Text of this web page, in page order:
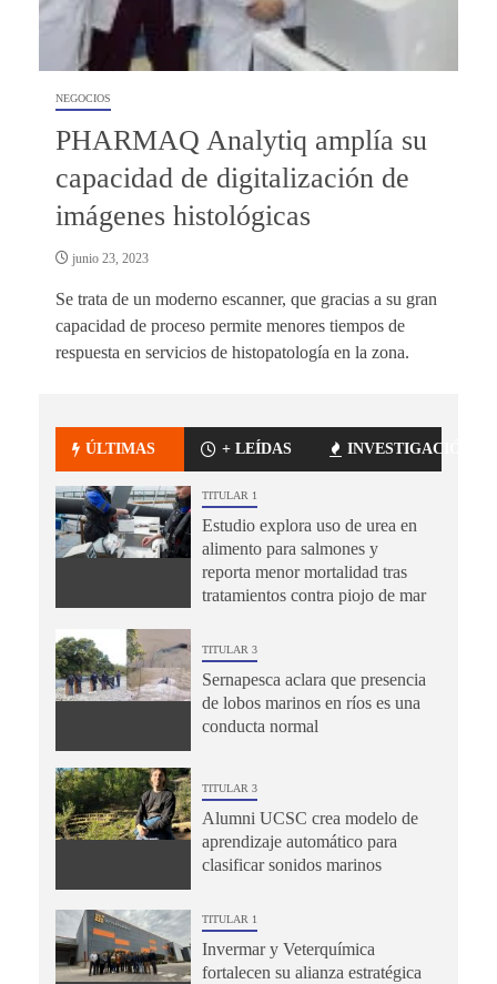
NEGOCIOS
PHARMAQ Analytiq amplía su
capacidad de digitalización de
imágenes histológicas
junio 23, 2023
Se trata de un moderno escanner, que gracias a su gran
capacidad de proceso permite menores tiempos de
respuesta en servicios de histopatología en la zona.
ÚLTIMAS + LEÍDAS INVESTIGACIÓN
TITULAR 1
Estudio explora uso de urea en
alimento para salmones y
reporta menor mortalidad tras
tratamientos contra piojo de mar
TITULAR 3
Sernapesca aclara que presencia
de lobos marinos en ríos es una
conducta normal
TITULAR 3
Alumni UCSC crea modelo de
aprendizaje automático para
clasificar sonidos marinos
TITULAR 1
Invermar y Veterquímica
fortalecen su alianza estratégica